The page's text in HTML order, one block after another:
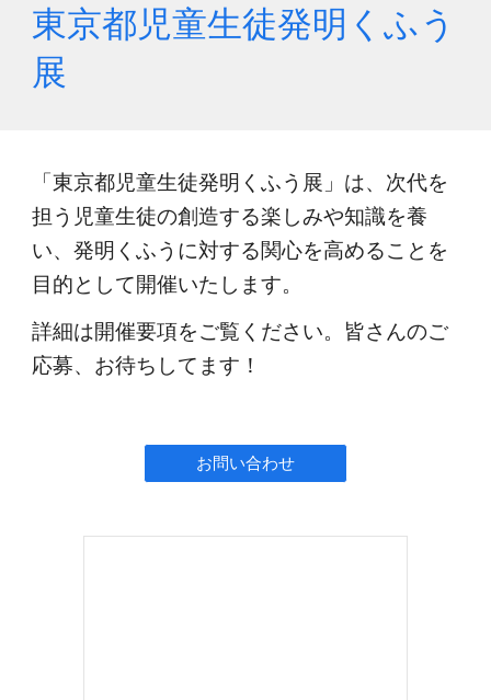
東京都児童生徒発明くふう
展
「東京都児童生徒発明くふう展」 は、次代を
担う児童生徒の創造する楽しみや知識を養
い、発明くふうに対する関心を高めることを
目的として開催いたします。
詳細は開催要項をご覧ください。皆さんのご
応募、お待ちしてます！
お問い合わせ